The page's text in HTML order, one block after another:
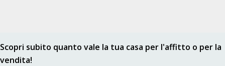
Scopri subito quanto vale la tua casa per l'affitto o per la
vendita!